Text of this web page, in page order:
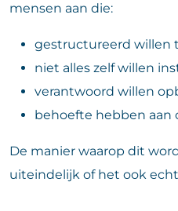
mensen aan die:
gestructureerd willen
niet alles zelf willen
verantwoord willen
behoefte hebben aan
De manier waarop dit
uiteindelijk of het ook